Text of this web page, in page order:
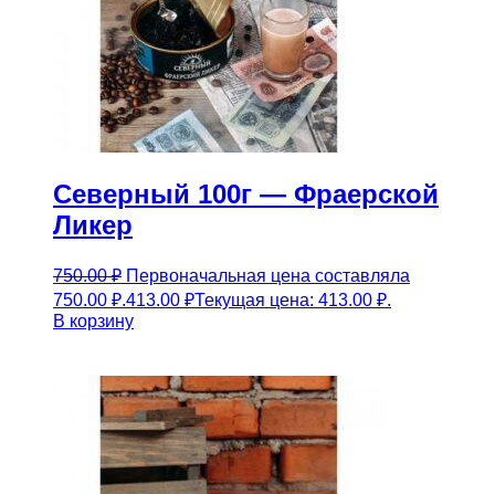
Северный 100г — Фраерской
Ликер
750.00₽ Первоначальная цена составляла
750.00 ₽.413.00 ₽Текущая цена: 413.00 ₽.
В корзину